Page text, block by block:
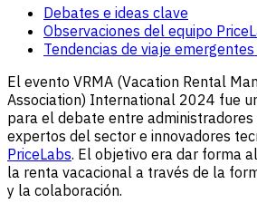
Debates e ideas clave
Observaciones del equipo
Tendencias de viaje
El evento VRMA (Vacation Rental
Association) International 2024 fue
para el debate entre administradores
expertos del sector e innovadores
PriceLabs. El objetivo era dar forma
la renta vacacional a través de la
y la colaboración.